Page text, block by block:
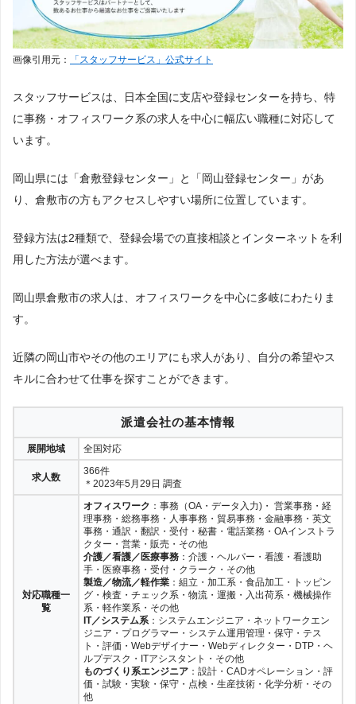
画像引用元： 「スタッフサービス」公式サイト
スタッフサービスは、日本全国に支店や登録センターを持ち、特
に事務・オフィスワーク系の求人を中心に幅広い職種に対応して
います。
岡山県には「倉敷登録センター」と「岡山登録センター」があ
り、倉敷市の方もアクセスしやすい場所に位置しています。
登録方法は2種類で、登録会場での直接相談とインターネットを利
用した方法が選べます。
岡山県倉敷市の求人は、オフィスワークを中心に多岐にわたりま
す。
近隣の岡山市やその他のエリアにも求人があり、自分の希望やス
キルに合わせて仕事を探すことができます。
派遣会社の基本情報
展開地域 全国対応
求人数
366件
＊2023年5月29日 調査
対応職種一
覧
オフィスワーク ：事務（OA・データ入力)・ 営業事務・経
理事務・総務事務・人事事務・貿易事務・金融事務・英文
事務・通訳・翻訳・受付・秘書・電話業務・OAインストラ
クター・営業・販売・その他
介護／看護／医療事務 ：介護・ヘルパー・看護・看護助
手・医療事務・受付・クラーク・その他
製造／物流／軽作業 ：組立・加工系・食品加工・トッピン
グ・検査・チェック系・物流・運搬・入出荷系・機械操作
系・軽作業系・その他
IT／システム系：システムエンジニア・ネットワークエン
ジニア・プログラマー・システム運用管理・保守・テス
ト・評価・Webデザイナー・Webディレクター・DTP・ヘ
ルプデスク・ITアシスタント・その他
ものづくり系エンジニア ：設計・CADオペレーション・評
価・試験・実験・保守・点検・生産技術・化学分析・その
他